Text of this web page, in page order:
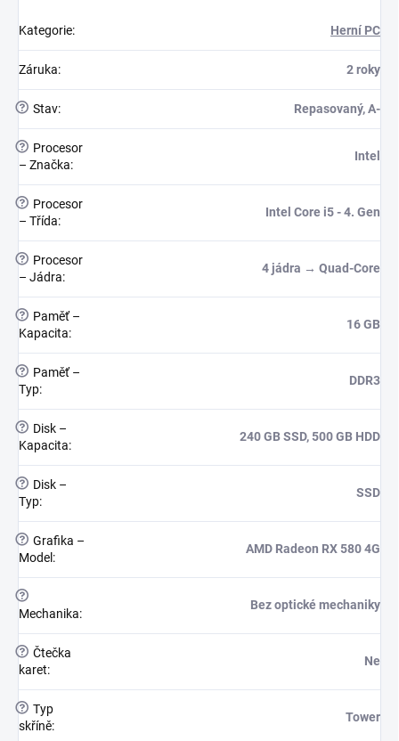
Kategorie: Herní PC
Záruka: 2 roky
? Stav: Repasovaný, A-
?
Procesor
– Značka:
Intel
?
Procesor
– Třída:
Intel Core i5 - 4. Gen
?
Procesor
– Jádra:
4 jádra → Quad-Core
?
Paměť –
Kapacita:
16 GB
?
Paměť –
Typ:
DDR3
?
Disk –
Kapacita:
240 GB SSD, 500 GB HDD
?
Disk –
Typ:
SSD
? Grafika –
Model :
AMD Radeon RX 580 4G
?
Mechanika:
Bez optické mechaniky
? Čtečka
karet:
Ne
? Typ
skříně:
Tower